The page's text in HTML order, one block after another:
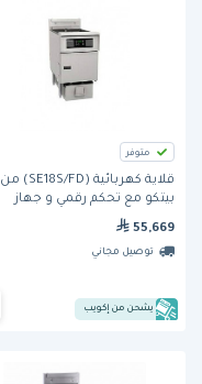
متوفر
قلاية كهربائية (SE18S/FD) من
بيتكو مع تحكم رقمي و جهاز
تنظيف الزيت
55,669
توصيل مجاني
يشحن من إكويب